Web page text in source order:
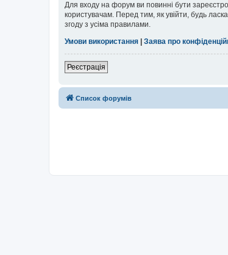
Для входу на форум ви повинні бути
користувачам. Перед тим, як увійти, будь
згоду з усіма правилами.
Умови використання
Заява про
Реєстрація
Список форумів